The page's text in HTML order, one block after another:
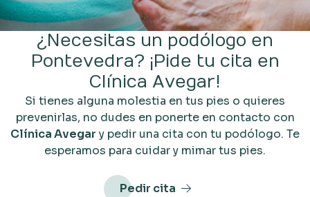
¿Necesitas un podólogo en
Pontevedra? ¡Pide tu cita en
Clínica Avegar!
Si tienes alguna molestia en tus pies o quieres
prevenirlas, no dudes en ponerte en contacto con
Clínica Avegar y pedir una cita con tu podólogo. Te
esperamos para cuidar y mimar tus pies.
Pedir cita